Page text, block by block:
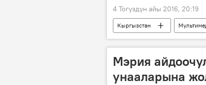
4 Тогуздун айы 2016, 20:19
Кыргызстан
БУУ комитети Кыргызстанды
Мэрия
унааларына